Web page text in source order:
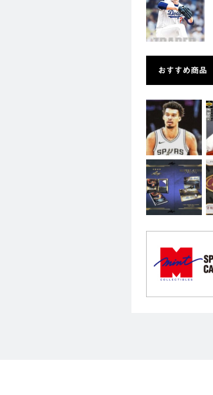
おすすめ商品